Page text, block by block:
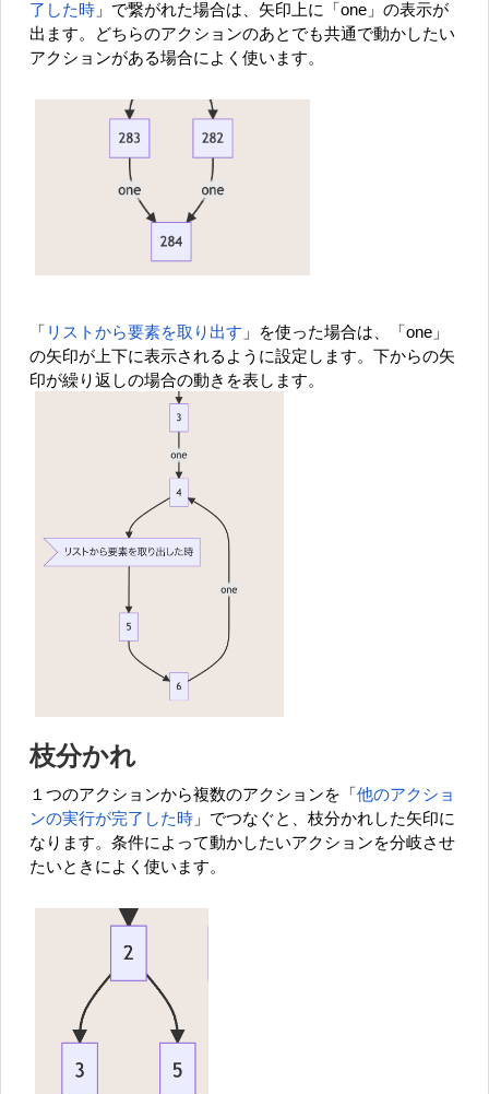
了した時 」で繋がれた場合は、矢印上に「one」の表示が
出ます。どちらのアクションのあとでも共通で動かしたい
アクションがある場合によく使います。
「 リストから要素を取り出す 」を使った場合は、「one」
の矢印が上下に表示されるように設定します。下からの矢
印が繰り返しの場合の動きを表します。
枝分かれ
１つのアクションから複数のアクションを「 他のアクショ
ンの実行が完了した時 」でつなぐと、枝分かれした矢印に
なります。条件によって動かしたいアクションを分岐させ
たいときによく使います。